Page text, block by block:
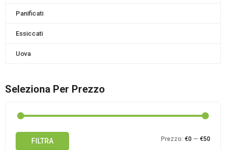
Panificati
Essiccati
Uova
Seleziona Per Prezzo
FILTRA Prezzo: €0 — €50